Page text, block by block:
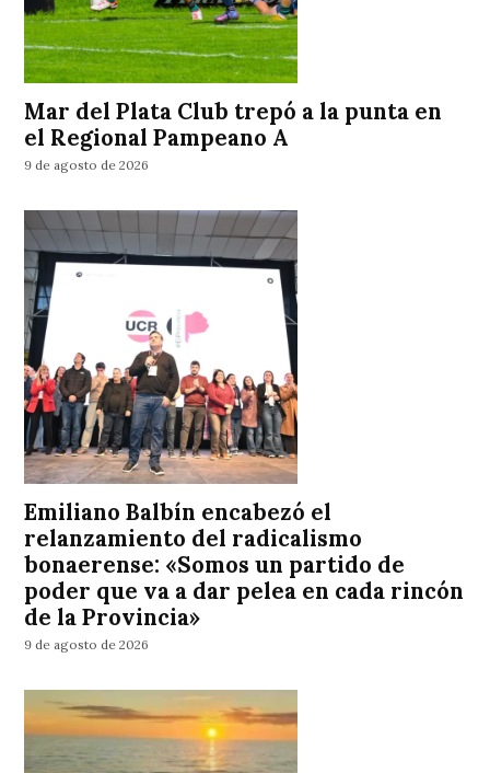
Mar del Plata Club trepó a la punta en
el Regional Pampeano A
9 de agosto de 2026
Emiliano Balbín encabezó el
relanzamiento del radicalismo
bonaerense: «Somos un partido de
poder que va a dar pelea en cada rincón
de la Provincia»
9 de agosto de 2026